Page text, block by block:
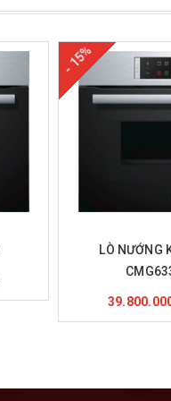
- 15%
LÒ NƯỚNG